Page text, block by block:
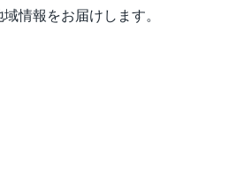
情報をお届けします。